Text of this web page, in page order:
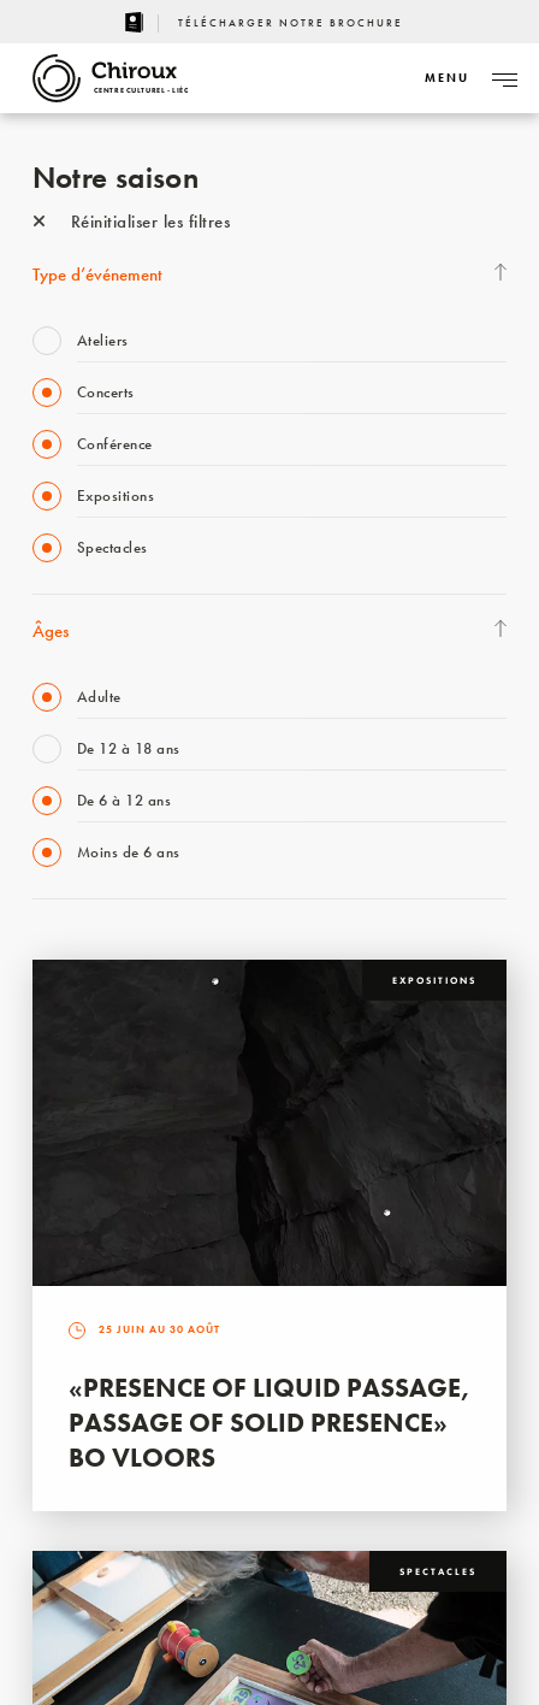
TÉLÉCHARGER NOTRE BROCHURE
CENTRE CULTUREL - LIÈGE
MENU
Notre saison
Réinitialiser les filtres
Type d’événement
Ateliers
Concerts
Conférence
Expositions
Spectacles
Âges
Adulte
De 12 à 18 ans
De 6 à 12 ans
Moins de 6 ans
EXPOSITIONS
25 JUIN AU 30 AOÛT
«PRESENCE OF LIQUID PASSAGE,
PASSAGE OF SOLID PRESENCE»
BO VLOORS
SPECTACLES